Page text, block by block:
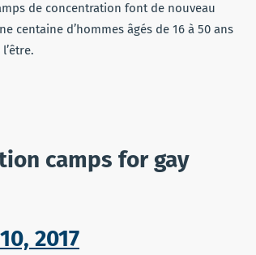
de concentration font de nouveau
centaine d’hommes âgés de 16 à 50 ans
camps for gay
2017